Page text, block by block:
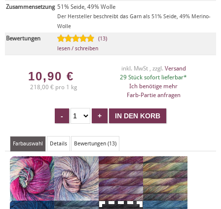
Zusammensetzung 51% Seide, 49% Wolle
Der Hersteller beschreibt das Garn als 51% Seide, 49% Merino-
Wolle
Bewertungen
(13)
lesen / schreiben
10,90 €
218,00 € pro 1 kg
inkl. MwSt , zzgl. Versand
29 Stück sofort lieferbar*
Ich benötige mehr
Farb-Partie anfragen
Farbauswahl Details Bewertungen (13)